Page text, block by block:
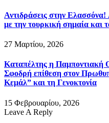
Αντιδράσεις στην
με την τουρκική σημαία
27 Μαρτίου, 2026
Καταπέλτης η
Σφοδρή επίθεση στον
Κεμάλ” και τη Γενοκτονία
15 Φεβρουαρίου, 2026
Leave A Reply